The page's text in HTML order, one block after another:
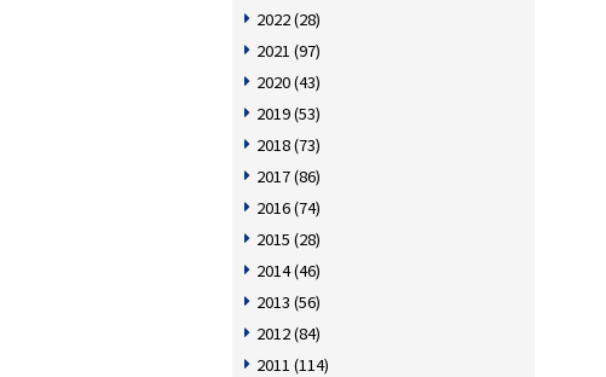
2022(28)
2021 (97)
2020(43)
2019(53)
2018(73)
2017(86)
2016(74)
2015 (28)
2014(46)
2013 (56)
2012(84)
2011 (114)